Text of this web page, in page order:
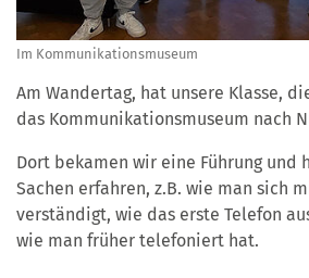
Im Kommunikationsmuseum
Am Wandertag, hat unsere Klasse,
das Kommunikationsmuseum nach
Dort bekamen wir eine Führung und
Sachen erfahren, z.B. wie man sich
verständigt, wie das erste Telefon
wie man früher telefoniert hat.